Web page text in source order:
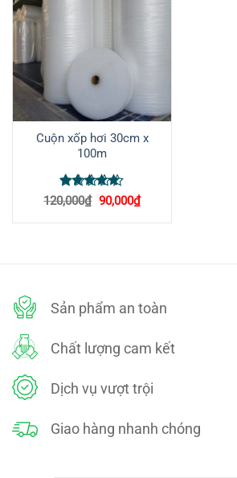
Cuộn xốp hơi 30cm x
100m
Được xếp
hạng5
sao
120,000₫ Giá
là:
90,000₫Giá
hiện
tại
Sản phẩm an toàn
Chất lượng cam kết
Dịch vụ vượt trội
Giao hàng nhanh chóng